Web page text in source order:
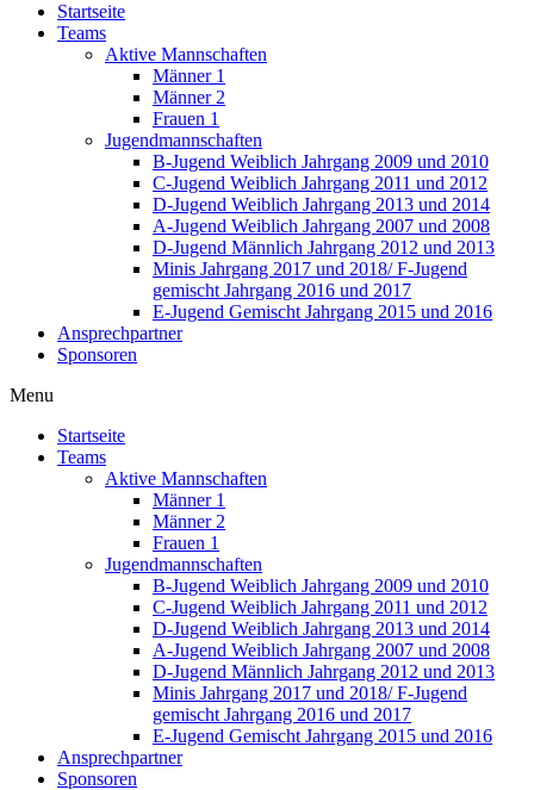
Startseite
Teams
Aktive Mannschaften
Männer 1
Männer 2
Frauen 1
Jugendmannschaften
B-Jugend Weiblich Jahrgang 2009 und 2010
C-Jugend Weiblich Jahrgang 2011 und 2012
D-Jugend Weiblich Jahrgang 2013 und 2014
A-Jugend Weiblich Jahrgang 2007 und 2008
D-Jugend Männlich Jahrgang 2012 und 2013
Minis Jahrgang 2017 und 2018/ F-Jugend
gemischt Jahrgang 2016 und 2017
E-Jugend Gemischt Jahrgang 2015 und 2016
Ansprechpartner
Sponsoren
Menu
Startseite
Teams
Aktive Mannschaften
Männer 1
Männer 2
Frauen 1
Jugendmannschaften
B-Jugend Weiblich Jahrgang 2009 und 2010
C-Jugend Weiblich Jahrgang 2011 und 2012
D-Jugend Weiblich Jahrgang 2013 und 2014
A-Jugend Weiblich Jahrgang 2007 und 2008
D-Jugend Männlich Jahrgang 2012 und 2013
Minis Jahrgang 2017 und 2018/ F-Jugend
gemischt Jahrgang 2016 und 2017
E-Jugend Gemischt Jahrgang 2015 und 2016
Ansprechpartner
Sponsoren